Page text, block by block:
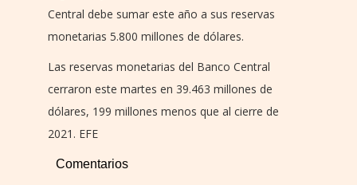
Central debe sumar este año a sus reservas
monetarias 5.800 millones de dólares.
Las reservas monetarias del Banco Central
cerraron este martes en 39.463 millones de
dólares, 199 millones menos que al cierre de
2021. EFE
Comentarios